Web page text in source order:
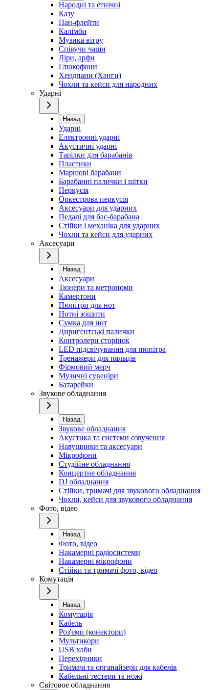
Народні та етнічні
Казу
Пан-флейти
Калімби
Музика вітру
Співучи чаши
Ліри, арфи
Глюкофони
Хендпани (Ханги)
Чохли та кейси для народних
Ударні
Назад
Ударні
Електронні ударні
Акустичні ударні
Тарілки для барабанів
Пластики
Маршові барабани
Барабанні палички і щітки
Перкусія
Оркестрова перкусія
Аксесуари для ударних
Педалі для бас-барабана
Стійки і механіка для ударних
Чохли та кейси для ударних
Аксесуари
Назад
Аксесуари
Тюнери та метрономи
Камертони
Пюпітри для нот
Нотні зошити
Сумка для нот
Диригентські палички
Контролери сторінок
LED підсвічування для пюпітра
Тренажери для пальців
Фірмовий мерч
Музичні сувеніри
Батарейки
Звукове обладнання
Назад
Звукове обладнання
Акустика та системи озвучення
Навушники та аксесуари
Мікрофони
Студійне обладнання
Концертне обладнання
DJ обладнання
Стійки, тримачі для звукового обладнання
Чохли, кейси для звукового обладнання
Фото, відео
Назад
Фото, відео
Накамерні радіосистеми
Накамерні мікрофони
Стійки та тримачі фото, відео
Комутація
Назад
Комутація
Кабель
Роз'єми (конектори)
Мультикори
USB хаби
Перехідники
Тримачі та органайзери для кабелів
Кабельні тестери та ножі
Світовое обладнання